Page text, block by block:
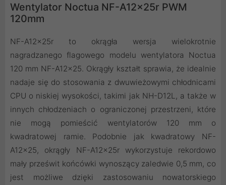
Wentylator Noctua NF-A12x25r PWM
120mm
NF-A12x25r to okrągła wersja wielokrotnie
nagradzanego flagowego modelu wentylatora Noctua
120 mm NF-A12x25. Okrągły kształt sprawia, że idealnie
nadaje się do stosowania z dwuwieżowymi chłodnicami
CPU o niskiej wysokości, takimi jak NH-D12L, a także w
innych chłodzeniach o ograniczonej przestrzeni, które
nie mogą pomieścić wentylatorów 120 mm o
kwadratowej ramie. Podobnie jak kwadratowy NF-
A12x25, okrągły NF-A12x25r wykorzystuje rekordowo
mały prześwit końcówki wynoszący zaledwie 0,5 mm, co
jest możliwe dzięki zastosowaniu nowatorskiego